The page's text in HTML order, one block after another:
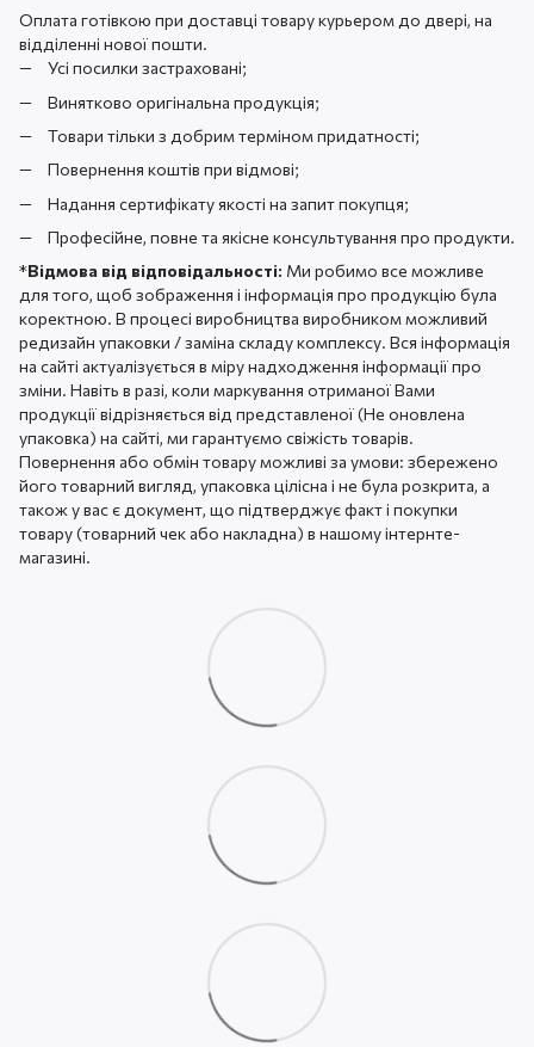
Оплата готівкою при доставці товару курьером до двері, на
відділенні нової пошти.
Усі посилки застраховані;
Винятково оригінальна продукція;
Товари тільки з добрим терміном придатності;
Повернення коштів при відмові;
Надання сертифікату якості на запит покупця;
Професійне, повне та якісне консультування про продукти.
*Відмова від відповідальності: Ми робимо все можливе
для того, щоб зображення і інформація про продукцію була
коректною. В процесі виробництва виробником можливий
редизайн упаковки / заміна складу комплексу. Вся інформація
на сайті актуалізується в міру надходження інформації про
зміни. Навіть в разі, коли маркування отриманої Вами
продукції відрізняється від представленої (Не оновлена ​​
упаковка) на сайті, ми гарантуємо свіжість товарів.
Повернення або обмін товару можливі за умови: збережено
його товарний вигляд, упаковка цілісна і не була розкрита, а
також у вас є документ, що підтверджує факт і покупки
товару (товарний чек або накладна) в нашому інтернте-
магазині.